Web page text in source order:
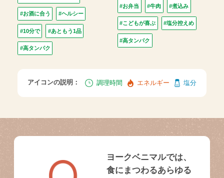
#お酒に合う #ヘルシー
#10分で #あともう1品
#高タンパク
#お弁当 #牛肉 #煮込み
#こどもが喜ぶ #塩分控えめ
#高タンパク
アイコンの説明： 調理時間 エネルギー 塩分
ヨークベニマルでは、
食にまつわるあらゆる